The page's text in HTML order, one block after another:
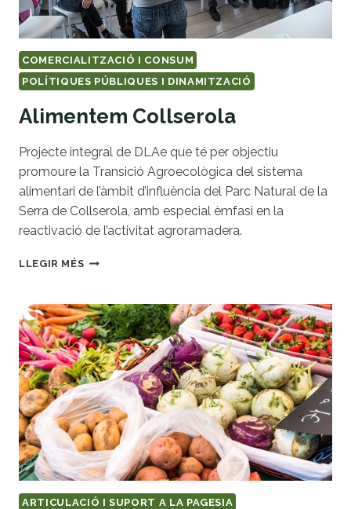
COMERCIALITZACIÓ I CONSUM
POLÍTIQUES PÚBLIQUES I DINAMITZACIÓ
Alimentem Collserola
Projecte integral de DLAe que té per objectiu
promoure la Transició Agroecològica del sistema
alimentari de l’àmbit d’influència del Parc Natural de la
Serra de Collserola, amb especial èmfasi en la
reactivació de l’activitat agroramadera.
LLEGIR MÉSALIMENTEM
ARTICULACIÓ I SUPORT A LA PAGESIA